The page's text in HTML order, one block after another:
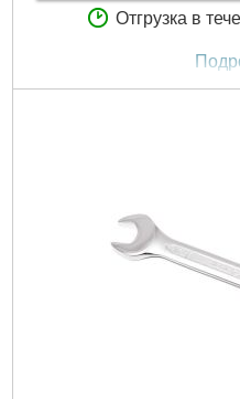
Отгрузка в